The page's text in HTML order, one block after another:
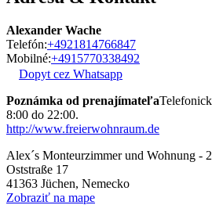
Alexander Wache
Telefón:+4921814766847
Mobilné:+4915770338492
Dopyt cez Whatsapp
Poznámka od prenajímateľa
8:00 do 22:00.
http://www.freierwohnraum.de
Alex´s Monteurzimmer und Wohnung -
Oststraße 17
41363 Jüchen, Nemecko
Zobraziť na mape